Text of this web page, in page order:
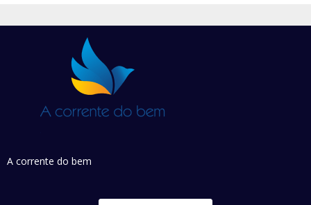
A corrente do bem